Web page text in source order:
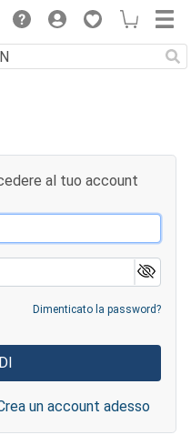
al tuo account
Dimenticato la password?
un account adesso